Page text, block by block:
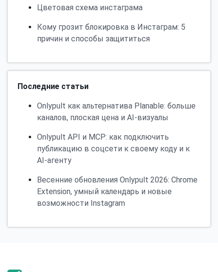
Цветовая схема инстаграма
Кому грозит блокировка в Инстаграм: 5
причин и способы защититься
Последние статьи
Onlypult как альтернатива Planable: больше
каналов, плоская цена и AI-визуалы
Onlypult API и MCP: как подключить
публикацию в соцсети к своему коду и к
AI-агенту
Весенние обновления Onlypult 2026: Chrome
Extension, умный календарь и новые
возможности Instagram